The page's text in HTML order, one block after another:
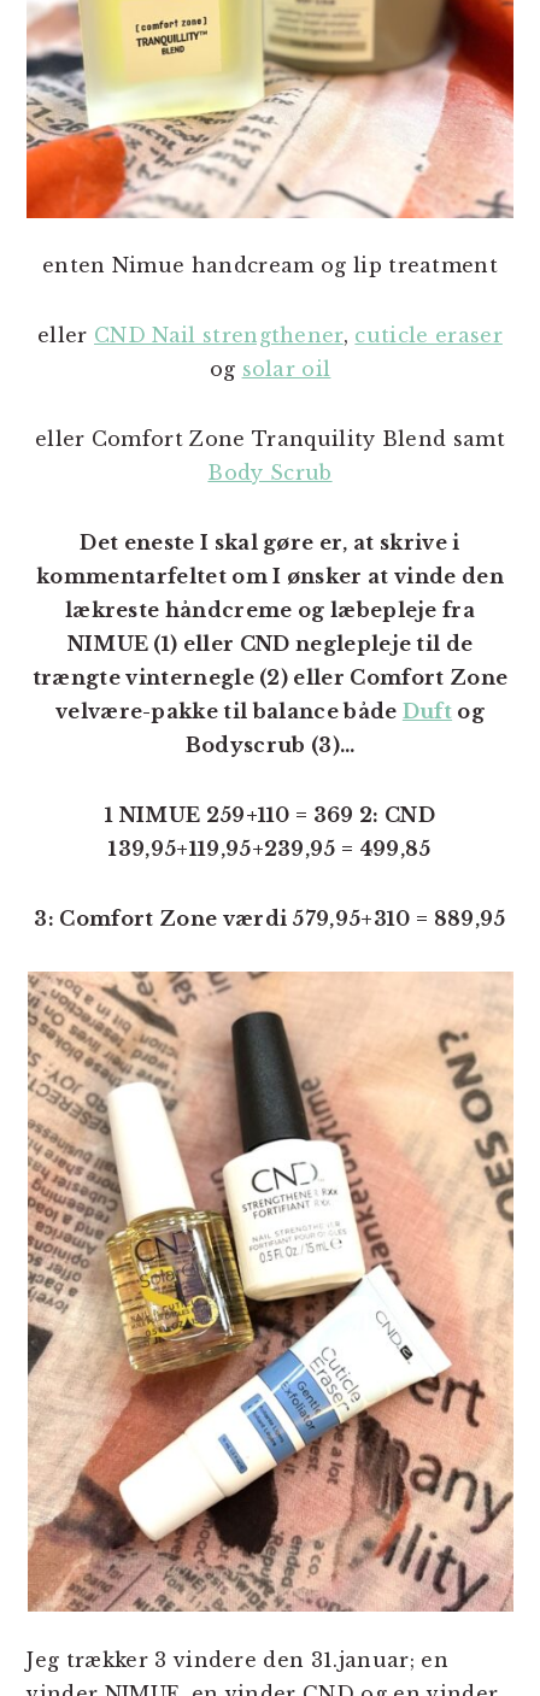
enten Nimue handcream og lip treatment
eller CND Nail strengthener, cuticle eraser
og solar oil
eller Comfort Zone Tranquility Blend samt
Body Scrub
Det eneste I skal gøre er, at skrive i
kommentarfeltet om I ønsker at vinde den
lækreste håndcreme og læbepleje fra
NIMUE (1) eller CND neglepleje til de
trængte vinternegle (2) eller Comfort Zone
velvære-pakke til balance både Duft og
Bodyscrub (3)…
1 NIMUE 259+110 = 369 2: CND
139,95+119,95+239,95 = 499,85
3: Comfort Zone værdi 579,95+310 = 889,95
Jeg trækker 3 vindere den 31.januar; en